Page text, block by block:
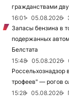
гражданствами
16:01
05.08.2026
Запасы бензина в
подержанных
Белстата
15:48
05.08.2026
Россельхознадзор
трофеев" — рогов
15:28
05.08.2026